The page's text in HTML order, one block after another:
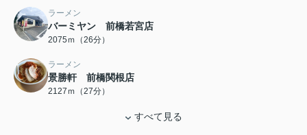
ラーメン
バーミヤン 前橋若宮店
2075ｍ（26分）
ラーメン
景勝軒 前橋関根店
2127ｍ（27分）
すべて見る